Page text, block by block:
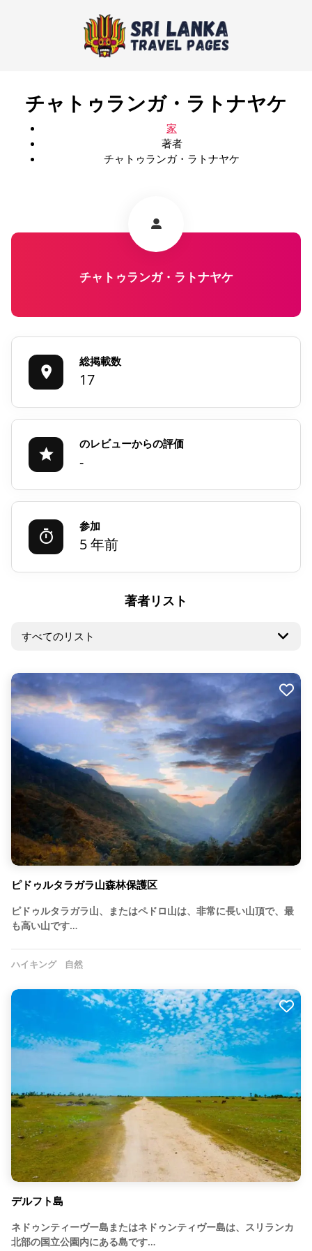
チャトゥランガ・ラトナヤケ
家
著者
チャトゥランガ・ラトナヤケ
チャトゥランガ・ラトナヤケ
総掲載数
17
のレビューからの評価
-
参加
5 年前
著者リスト
ピドゥルタラガラ山森林保護区
ピドゥルタラガラ山、またはペドロ山は、非常に長い山頂で、最
も高い山です…
ハイキング 自然
デルフト島
ネドゥンティーヴー島またはネドゥンティヴー島は、スリランカ
北部の国立公園内にある島です…